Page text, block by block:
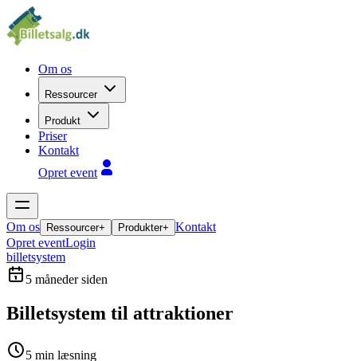
Om os
Ressourcer
Produkt
Priser
Kontakt
Opret event
Om os Ressourcer+ Produkter+ Kontakt
Opret eventLogin
billetsystem
5 måneder siden
Billetsystem til attraktioner
5 min læsning